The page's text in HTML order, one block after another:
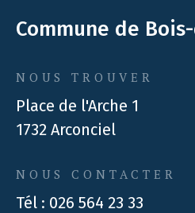
Commune de
NOUS TROUVER
Place de l'Arche 1
1732 Arconciel
NOUS CONTACTER
Tél : 026 564 23 33